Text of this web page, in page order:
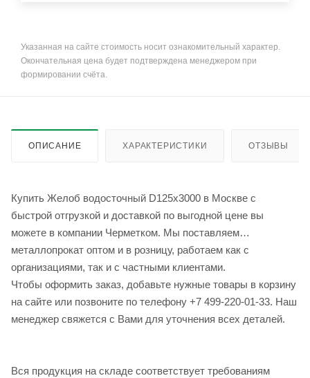
Указанная на сайте стоимость носит ознакомительный характер.
Окончательная цена будет подтверждена менеджером при
формировании счёта.
ОПИСАНИЕ ХАРАКТЕРИСТИКИ ОТЗЫВЫ
Купить Желоб водосточный D125х3000 в Москве с
быстрой отгрузкой и доставкой по выгодной цене вы
можете в компании Черметком. Мы поставляем
металлопрокат оптом и в розницу, работаем как с
организациями, так и с частными клиентами.
Чтобы оформить заказ, добавьте нужные товары в корзину
на сайте или позвоните по телефону +7 499-220-01-33. Наш
менеджер свяжется с Вами для уточнения всех деталей.
Вся продукция на складе соответствует требованиям